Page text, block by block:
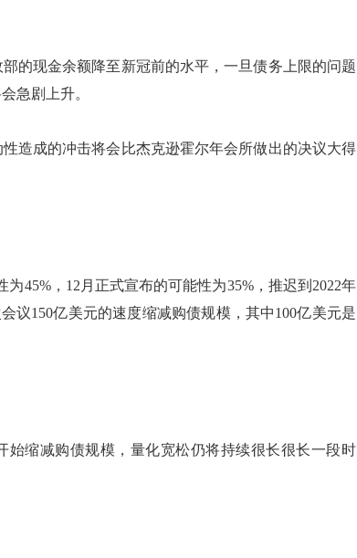
现金余额降至新冠前的水平，一旦债务上限的问题
急剧上升。
成的冲击将会比杰克逊霍尔年会所做出的决议大得
45%，12月正式宣布的可能性为35%，推迟到2022年
议150亿美元的速度缩减购债规模，其中100亿美元是
缩减购债规模，量化宽松仍将持续很长很长一段时